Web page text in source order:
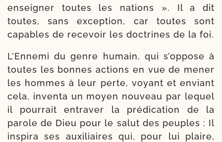
ensei­gner toutes les nations ». Il a dit
toutes, sans excep­tion, car toutes sont
capables de rece­voir les doc­trines de la foi.
L’Ennemi du genre humain, qui s’op­pose à
toutes les bonnes actions en vue de mener
les hommes à leur perte, voyant et enviant
cela, inven­ta un moyen nou­veau par lequel
il pour­rait entra­ver la pré­di­ca­tion de la
parole de Dieu pour le salut des peuples : Il
ins­pi­ra ses auxi­liaires qui, pour lui plaire,